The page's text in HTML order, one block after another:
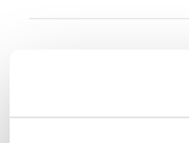
chiedente